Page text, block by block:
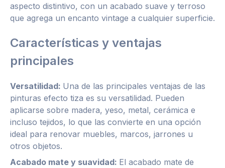
aspecto distintivo, con un acabado suave y terroso
que agrega un encanto vintage a cualquier superficie.
Características y ventajas
principales
Versatilidad: Una de las principales ventajas de las
pinturas efecto tiza es su versatilidad. Pueden
aplicarse sobre madera, yeso, metal, cerámica e
incluso tejidos, lo que las convierte en una opción
ideal para renovar muebles, marcos, jarrones u
otros objetos.
Acabado mate y suavidad: El acabado mate de